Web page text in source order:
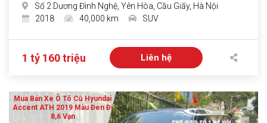
Số 2 Dương Đình Nghệ, Yên Hòa, Cầu Giấy, Hà Nội
2018
40,000 km SUV
1 tỷ 160 triệu Liên hệ
Mua Bán Xe Ô Tô Cũ Hyundai
Accent ATH 2019 Màu Đen Đi
8,6 Vạn